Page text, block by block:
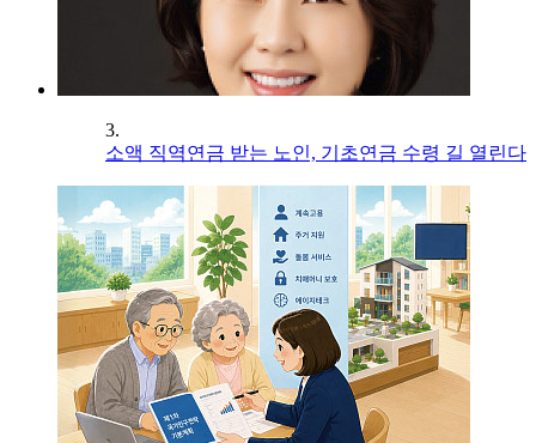
3.
소액 직역연금 받는 노인, 기초연금 수령 길 열린다